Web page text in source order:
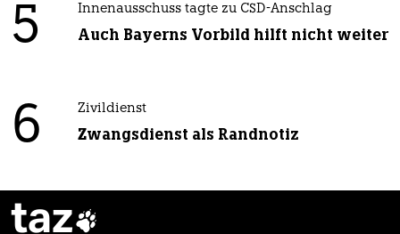
5 Innenausschuss tagte zu CSD-Anschlag
Auch Bayerns Vorbild hilft nicht weiter
6 Zivildienst
Zwangsdienst als Randnotiz
taz